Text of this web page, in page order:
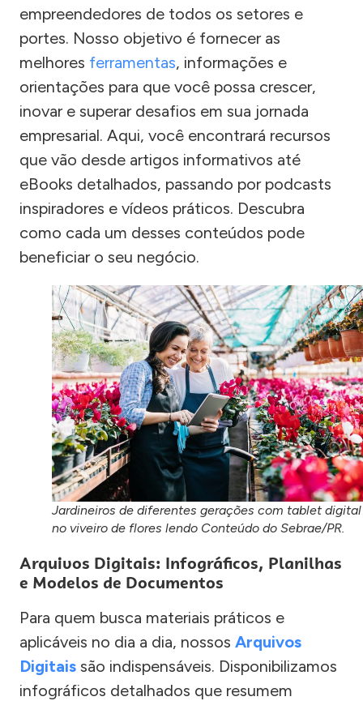
empreendedores de todos os setores e
portes. Nosso objetivo é fornecer as
melhores ferramentas, informações e
orientações para que você possa crescer,
inovar e superar desafios em sua jornada
empresarial. Aqui, você encontrará recursos
que vão desde artigos informativos até
eBooks detalhados, passando por podcasts
inspiradores e vídeos práticos. Descubra
como cada um desses conteúdos pode
beneficiar o seu negócio.
Jardineiros de diferentes gerações com tablet digital
no viveiro de flores lendo Conteúdo do Sebrae/PR.
Arquivos Digitais: Infográficos, Planilhas
e Modelos de Documentos
Para quem busca materiais práticos e
aplicáveis no dia a dia, nossos Arquivos
Digitais são indispensáveis. Disponibilizamos
infográficos detalhados que resumem